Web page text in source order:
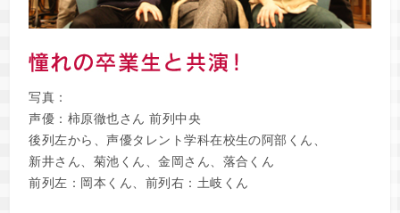
写真：
声優：柿原徹也さん 前列中央
後列左から、声優タレント学科在校生の阿部くん、
新井さん、菊池くん、金岡さん、落合くん
前列左：岡本くん、前列右：土岐くん